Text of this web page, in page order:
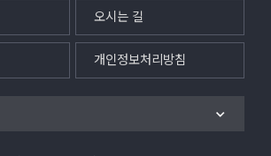
오시는 길
개인정보처리방침